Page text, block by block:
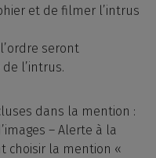
et de filmer l’intrus
seront
l’intrus.
dans la mention :
– Alerte à la
choisir la mention «